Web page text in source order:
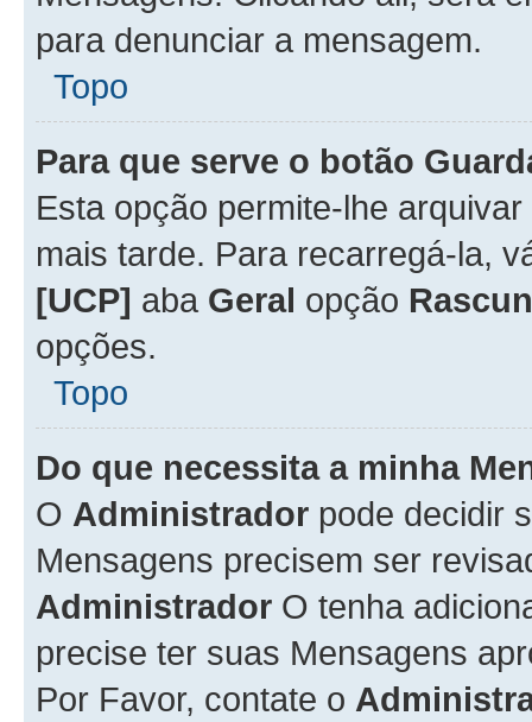
para denunciar a mensagem.
Topo
Para que serve o botão
Esta opção permite-lhe
mais tarde. Para recarregá-la,
[UCP] aba Geral opção
opções.
Topo
Do que necessita a minha
O Administrador pode decidir
Mensagens precisem ser
Administrador O tenha
precise ter suas Mensagens
Por Favor, contate o